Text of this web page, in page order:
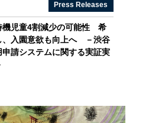
Press Releases
機児童4割減少の可能性 希
、入園意欲も向上へ －渋谷
請システムに関する実証実